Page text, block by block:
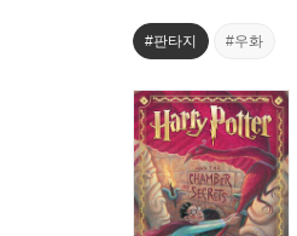
#판타지 #우화